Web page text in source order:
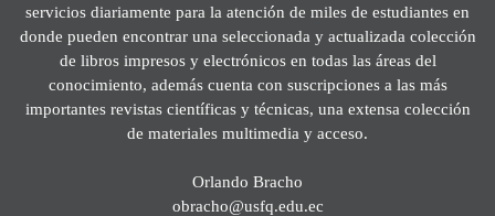
servicios diariamente para la atención de miles de estudiantes en
donde pueden encontrar una seleccionada y actualizada colección
de libros impresos y electrónicos en todas las áreas del
conocimiento, además cuenta con suscripciones a las más
importantes revistas científicas y técnicas, una extensa colección
de materiales multimedia y acceso.
Orlando Bracho
obracho@usfq.edu.ec